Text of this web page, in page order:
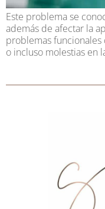
Este problema se
además de afectar la
problemas
o incluso molestias en